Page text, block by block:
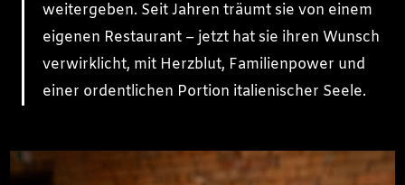
weitergeben. Seit Jahren träumt sie von einem
eigenen Restaurant – jetzt hat sie ihren Wunsch
verwirklicht, mit Herzblut, Familienpower und
einer ordentlichen Portion italienischer Seele.